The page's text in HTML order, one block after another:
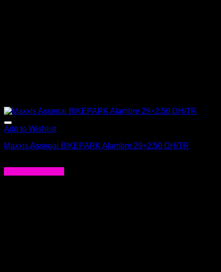
Add to Wishlist
Maxxis Assegai BIKEPARK Alambre 29×2.50 DH/TR